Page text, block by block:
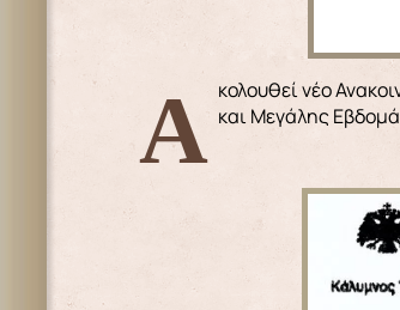
Ακολουθεί νέο Ανακοινωθέν του Οικουμενικού Πατριαρχείου και της καθ’ ημάς Ιεράς Μητροπόλεως, εν όψει της Αγίας και Μεγάλης